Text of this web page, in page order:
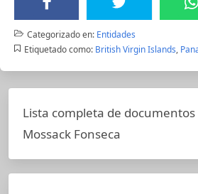
Categorizado en: Entidades
Etiquetado como: British Virgin Islands,
Lista completa de
Mossack Fonseca